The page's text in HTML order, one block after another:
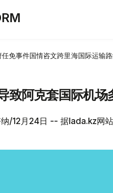
任免事件国情咨文跨里海国际运输
致阿克套国际机场
/12月24日 -- 据lada.kz网